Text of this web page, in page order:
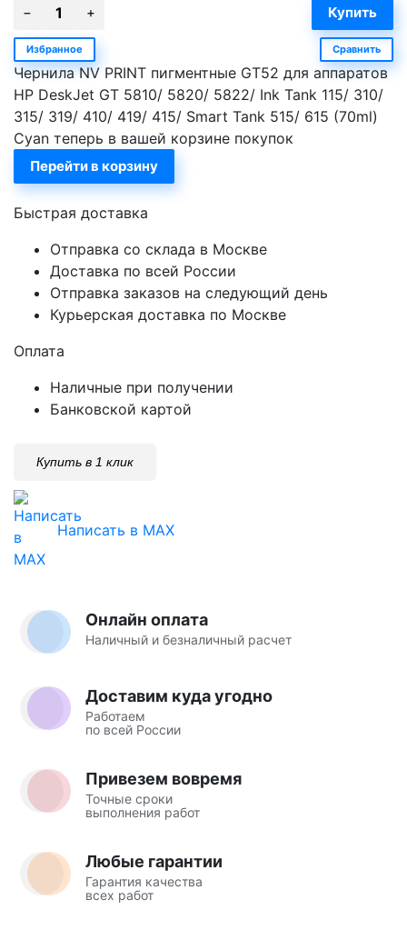
Избранное Сравнить
Чернила NV PRINT пигментные GT52 для аппаратов
HP DeskJet GT 5810/ 5820/ 5822/ Ink Tank 115/ 310/
315/ 319/ 410/ 419/ 415/ Smart Tank 515/ 615 (70ml)
Cyan теперь в вашей корзине покупок
Перейти в корзину
Быстрая доставка
Отправка со склада в Москве
Доставка по всей России
Отправка заказов на следующий день
Курьерская доставка по Москве
Оплата
Наличные при получении
Банковской картой
Купить в 1 клик
Написать в MAX
Онлайн оплата
Наличный и безналичный расчет
Доставим куда угодно
Работаем
по всей России
Привезем вовремя
Точные сроки
выполнения работ
Любые гарантии
Гарантия качества
всех работ